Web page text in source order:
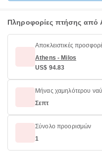
Πληροφορίες πτήσης από
Αποκλειστικές
Athens - Milos
US$ 94.83
Μήνας χαμηλότερου
Σεπτ
Σύνολο προορισμών
1